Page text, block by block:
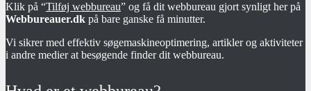
Klik på “Tilføj webbureau” og få dit webbureau gjort synligt her på
Webbureauer.dk på bare ganske få minutter.
Vi sikrer med effektiv søgemaskineoptimering, artikler og aktiviteter
i andre medier at besøgende finder dit webbureau.